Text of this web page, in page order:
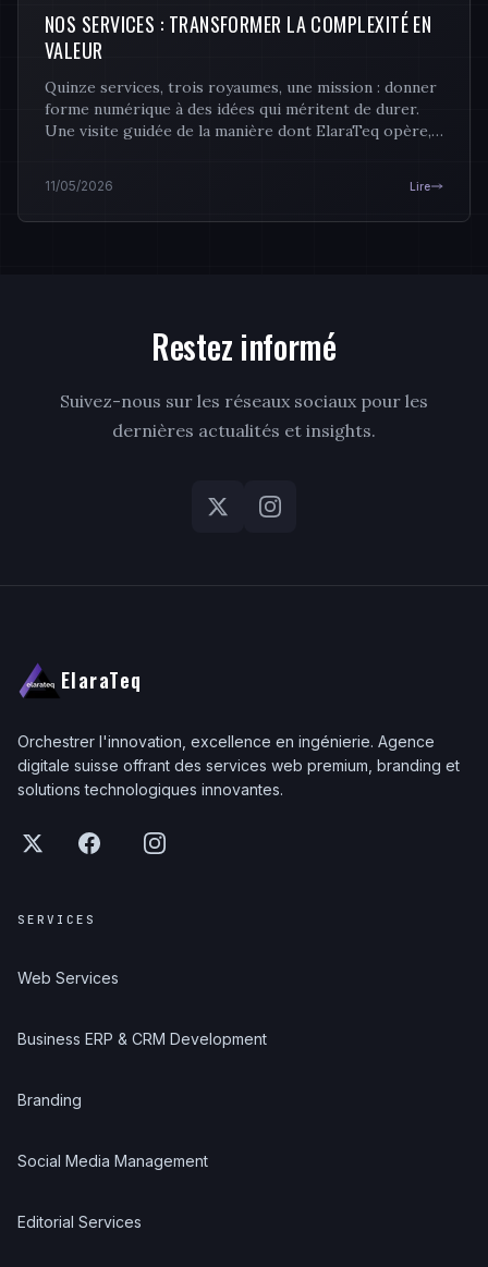
NOS SERVICES : TRANSFORMER LA COMPLEXITÉ EN
VALEUR
Quinze services, trois royaumes, une mission : donner
forme numérique à des idées qui méritent de durer.
Une visite guidée de la manière dont ElaraTeq opère,
11/05/2026 Lire
Restez informé
Suivez-nous sur les réseaux sociaux pour les
dernières actualités et insights.
ElaraTeq
Orchestrer l'innovation, excellence en ingénierie. Agence
digitale suisse offrant des services web premium, branding et
solutions technologiques innovantes.
SERVICES
Web Services
Business ERP & CRM Development
Branding
Social Media Management
Editorial Services